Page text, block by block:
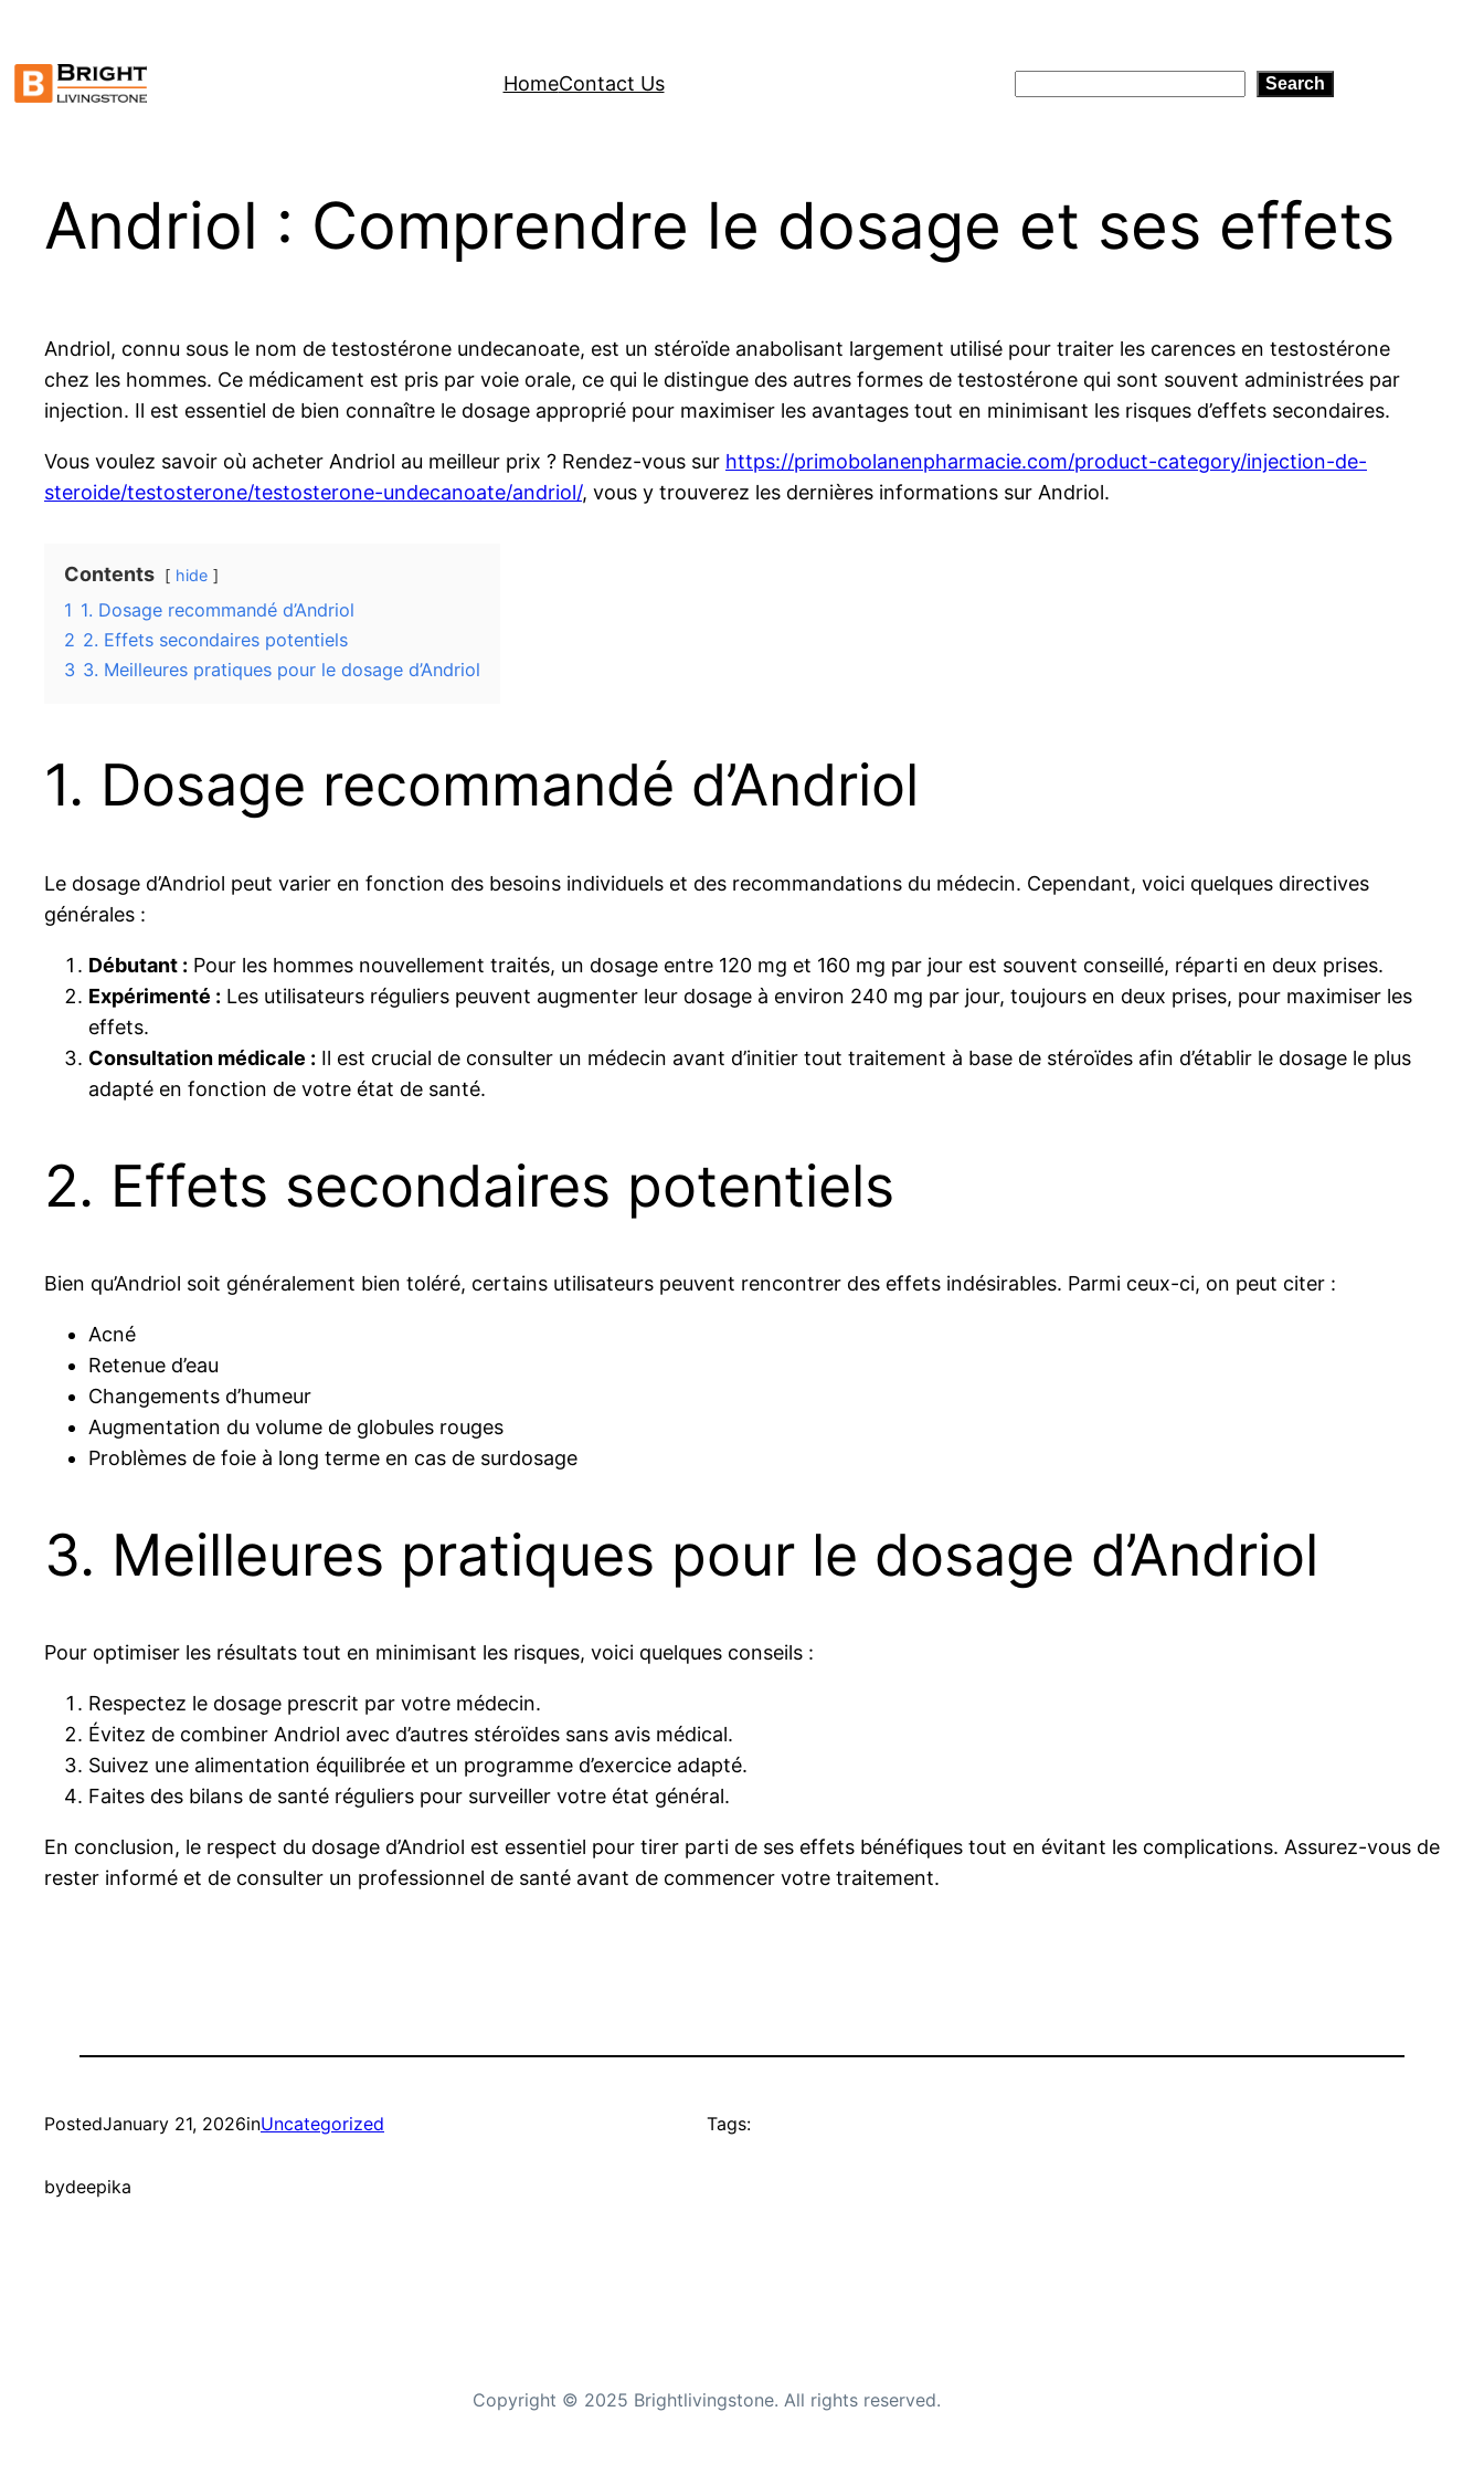
content
HomeContact Us Search
Andriol : Comprendre le dosage et ses effets
Andriol, connu sous le nom de testostérone undecanoate, est un stéroïde anabolisant largement utilisé pour traiter les carences en testostérone
chez les hommes. Ce médicament est pris par voie orale, ce qui le distingue des autres formes de testostérone qui sont souvent administrées par
injection. Il est essentiel de bien connaître le dosage approprié pour maximiser les avantages tout en minimisant les risques d’effets secondaires.
Vous voulez savoir où acheter Andriol au meilleur prix ? Rendez-vous sur https://primobolanenpharmacie.com/product-category/injection-de-
steroide/testosterone/testosterone-undecanoate/andriol/, vous y trouverez les dernières informations sur Andriol.
Contents hide
1 1. Dosage recommandé d’Andriol
2 2. Effets secondaires potentiels
3 3. Meilleures pratiques pour le dosage d’Andriol
1. Dosage recommandé d’Andriol
Le dosage d’Andriol peut varier en fonction des besoins individuels et des recommandations du médecin. Cependant, voici quelques directives
générales :
Débutant : Pour les hommes nouvellement traités, un dosage entre 120 mg et 160 mg par jour est souvent conseillé, réparti en deux prises.
Expérimenté : Les utilisateurs réguliers peuvent augmenter leur dosage à environ 240 mg par jour, toujours en deux prises, pour maximiser les
effets.
Consultation médicale : Il est crucial de consulter un médecin avant d’initier tout traitement à base de stéroïdes afin d’établir le dosage le plus
adapté en fonction de votre état de santé.
2. Effets secondaires potentiels
Bien qu’Andriol soit généralement bien toléré, certains utilisateurs peuvent rencontrer des effets indésirables. Parmi ceux-ci, on peut citer :
Acné
Retenue d’eau
Changements d’humeur
Augmentation du volume de globules rouges
Problèmes de foie à long terme en cas de surdosage
3. Meilleures pratiques pour le dosage d’Andriol
Pour optimiser les résultats tout en minimisant les risques, voici quelques conseils :
Respectez le dosage prescrit par votre médecin.
Évitez de combiner Andriol avec d’autres stéroïdes sans avis médical.
Suivez une alimentation équilibrée et un programme d’exercice adapté.
Faites des bilans de santé réguliers pour surveiller votre état général.
En conclusion, le respect du dosage d’Andriol est essentiel pour tirer parti de ses effets bénéfiques tout en évitant les complications. Assurez-vous de
rester informé et de consulter un professionnel de santé avant de commencer votre traitement.
PostedJanuary 21, 2026inUncategorized
bydeepika
Tags:
Copyright © 2025 Brightlivingstone. All rights reserved.